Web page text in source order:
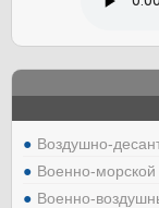
Воздушно-
Военно-
Военно-